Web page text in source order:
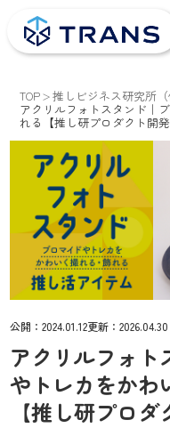
TOP 推しビジネス研究所（
アクリルフォトスタンド｜
れる【推し研プロダクト開発
公開：2024.01.12更新：2026.04.30
アクリルフォト
やトレカをかわ
【推し研プロダ